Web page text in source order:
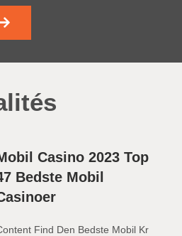
Casino 2023 Top
Bedste Mobil
Find Den Bedste Mobil Kr